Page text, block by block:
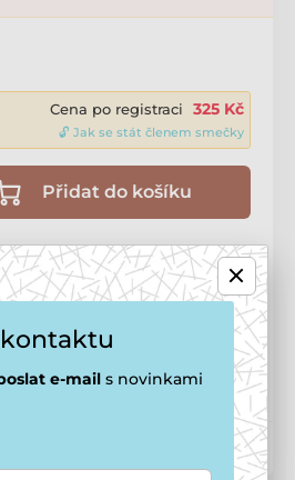
Cena po registraci 325 Kč
🔓 Jak se stát členem smečky
Přidat do košíku
od1 499 Kč
›
poradit?
+420 771 194 837
e-mail s novinkami